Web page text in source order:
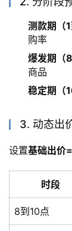
测款期（1
购率
爆发期（
商品
稳定期（
3. 动态出
设置基础出价
时段
8到10点